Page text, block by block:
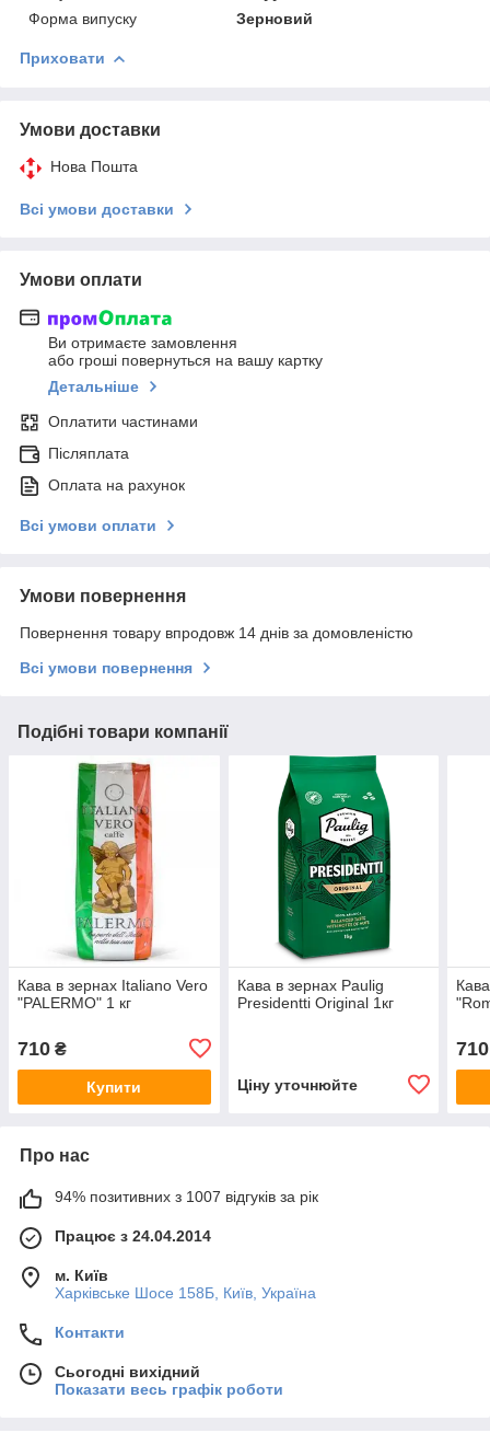
Форма випуску
Зерновий
Приховати
Умови доставки
Нова Пошта
Всі умови доставки
Умови оплати
Ви отримаєте замовлення
або гроші повернуться на вашу картку
Детальніше
Оплатити частинами
Післяплата
Оплата на рахунок
Всі умови оплати
Умови повернення
Повернення товару впродовж 14 днів за домовленістю
Всі умови повернення
Подібні товари компанії
Кава в зернах Italiano Vero
"PALERMO" 1 кг
710 ₴
Купити
Кава в зернах Paulig
Presidentti Original 1кг
Ціну уточнюйте
710
Про нас
94% позитивних з 1007 відгуків за рік
Працює з 24.04.2014
м. Київ
Харківське Шосе 158Б, Київ, Україна
Контакти
Сьогодні вихідний
Показати весь графік роботи